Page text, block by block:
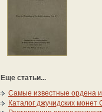
Еще статьи...
Самые известные ордена
Каталог джучидских монет